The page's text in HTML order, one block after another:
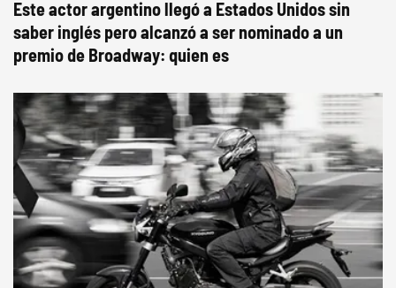
Este actor argentino llegó a Estados Unidos sin
saber inglés pero alcanzó a ser nominado a un
premio de Broadway: quien es